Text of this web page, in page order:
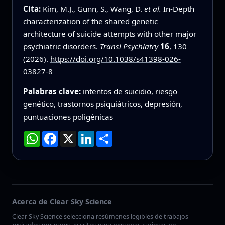
Cita: Kim, M.J., Gunn, S., Wang, D. et al. In-Depth
characterization of the shared genetic
architecture of suicide attempts with other major
psychiatric disorders. Transl Psychiatry 16, 130
(2026). https://doi.org/10.1038/s41398-026-
03827-8
Palabras clave: intentos de suicidio, riesgo
genético, trastornos psiquiátricos, depresión,
puntuaciones poligénicas
WhatsApp
Facebook
X LinkedInCompartir
Acerca de Clear Sky Science
Clear Sky Science selecciona resúmenes legibles de trabajos